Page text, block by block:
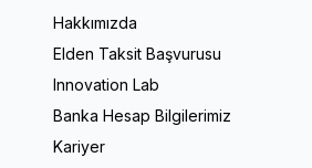
Hakkımızda
Elden Taksit Başvurusu
Innovation Lab
Banka Hesap Bilgilerimiz
Kariyer